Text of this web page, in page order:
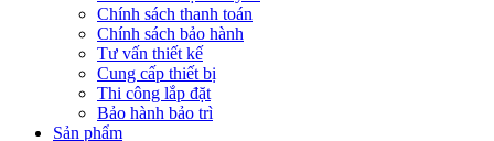
Chính sách thanh toán
Chính sách bảo hành
Tư vấn thiết kế
Cung cấp thiết bị
Thi công lắp đặt
Bảo hành bảo trì
Sản phẩm